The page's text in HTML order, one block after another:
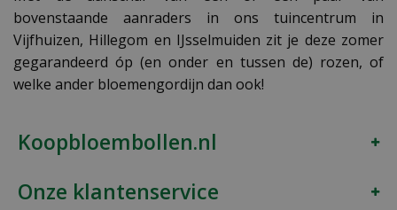
bovenstaande aanraders in ons tuincentrum in
Vijfhuizen, Hillegom en IJsselmuiden zit je deze zomer
gegarandeerd óp (en onder en tussen de) rozen, of
welke ander bloemengordijn dan ook!
Koopbloembollen.nl
Onze klantenservice